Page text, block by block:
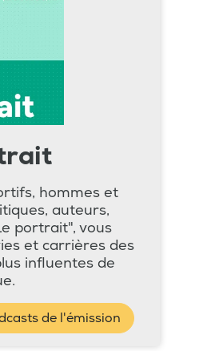
hommes et
auteurs,
portrait", vous
et carrières des
influentes de
de l'émission